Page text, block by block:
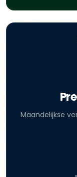
Maandelijkse